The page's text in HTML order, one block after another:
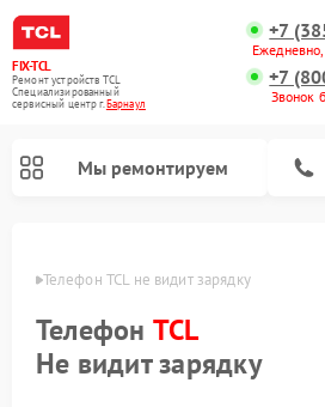
FIX-TCL
Ремонт устройств TCL
Специализированный
cервисный центр г.Барнаул
+7
+7
Звонок
Мы ремонтируем
Телефон TCL не видит зарядку
Телефон TCL
Не видит зарядку